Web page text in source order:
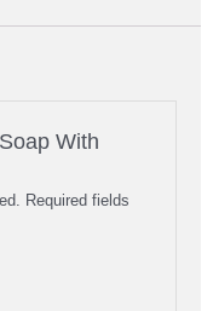
With
Required fields